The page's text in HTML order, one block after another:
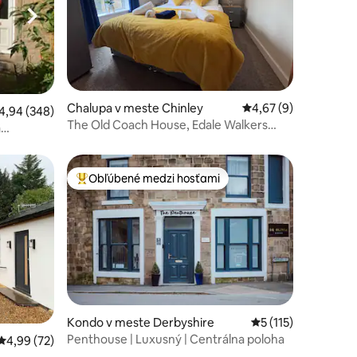
46
ohodnotenie 4,94 z 5, počet hodnotení: 348
(348)
Chalupa v meste Chinley Priemerné
4,67 (9)
The Old Coach House, Edale Walkers
ohodnotenie 4,99 z 5, počet hodnotení: 72
4,99 (72)
Najobľúbenejšie medzi hosťami
Obľúbené medzi hosťami
Kondo v meste Derbyshire Priemerné
5 (115)
Penthouse | Luxusný | Centrálna poloha